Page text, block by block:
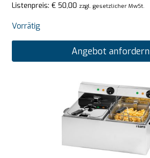
Listenpreis: € 50,00 zzgl. gesetzlicher MwSt.
Vorrätig
Angebot anfordern